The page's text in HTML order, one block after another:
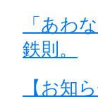
「あわ
鉄則。
【お知